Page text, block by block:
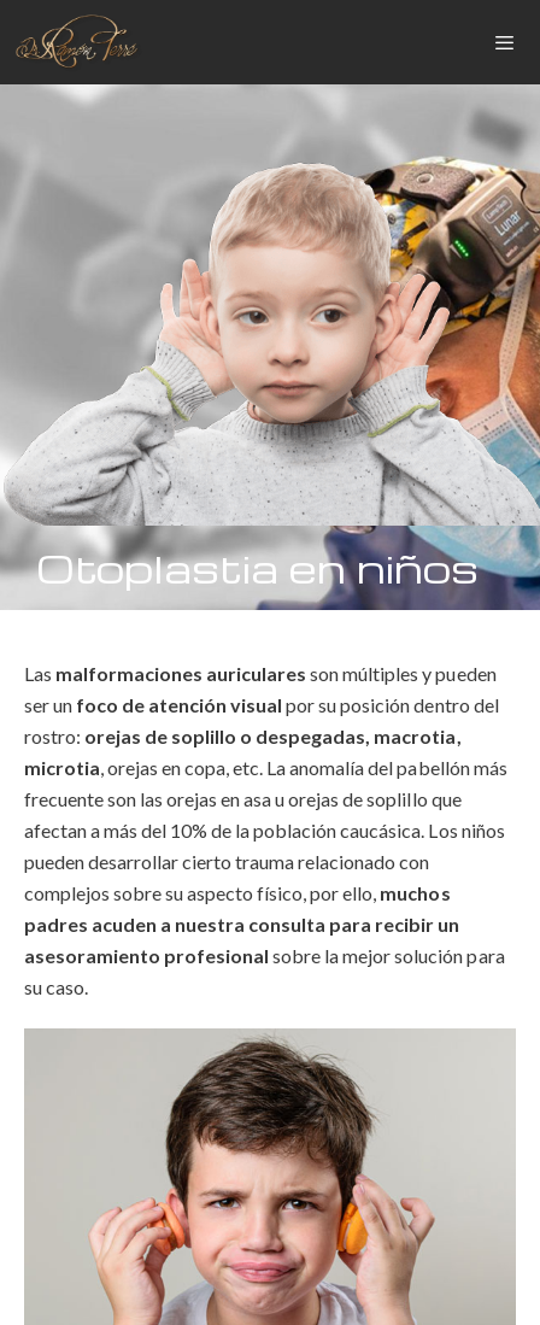
Otoplastia en niños
Las malformaciones auriculares son múltiples y pueden
ser un foco de atención visual por su posición dentro del
rostro: orejas de soplillo o despegadas, macrotia,
microtia, orejas en copa, etc. La anomalía del pabellón más
frecuente son las orejas en asa u orejas de soplillo que
afectan a más del 10% de la población caucásica. Los niños
pueden desarrollar cierto trauma relacionado con
complejos sobre su aspecto físico, por ello, muchos
padres acuden a nuestra consulta para recibir un
asesoramiento profesional sobre la mejor solución para
su caso.